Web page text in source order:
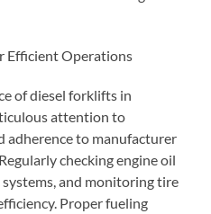
Efficient Operations
of diesel forklifts in
attention to
adherence to manufacturer
checking engine oil
and monitoring tire
Proper fueling